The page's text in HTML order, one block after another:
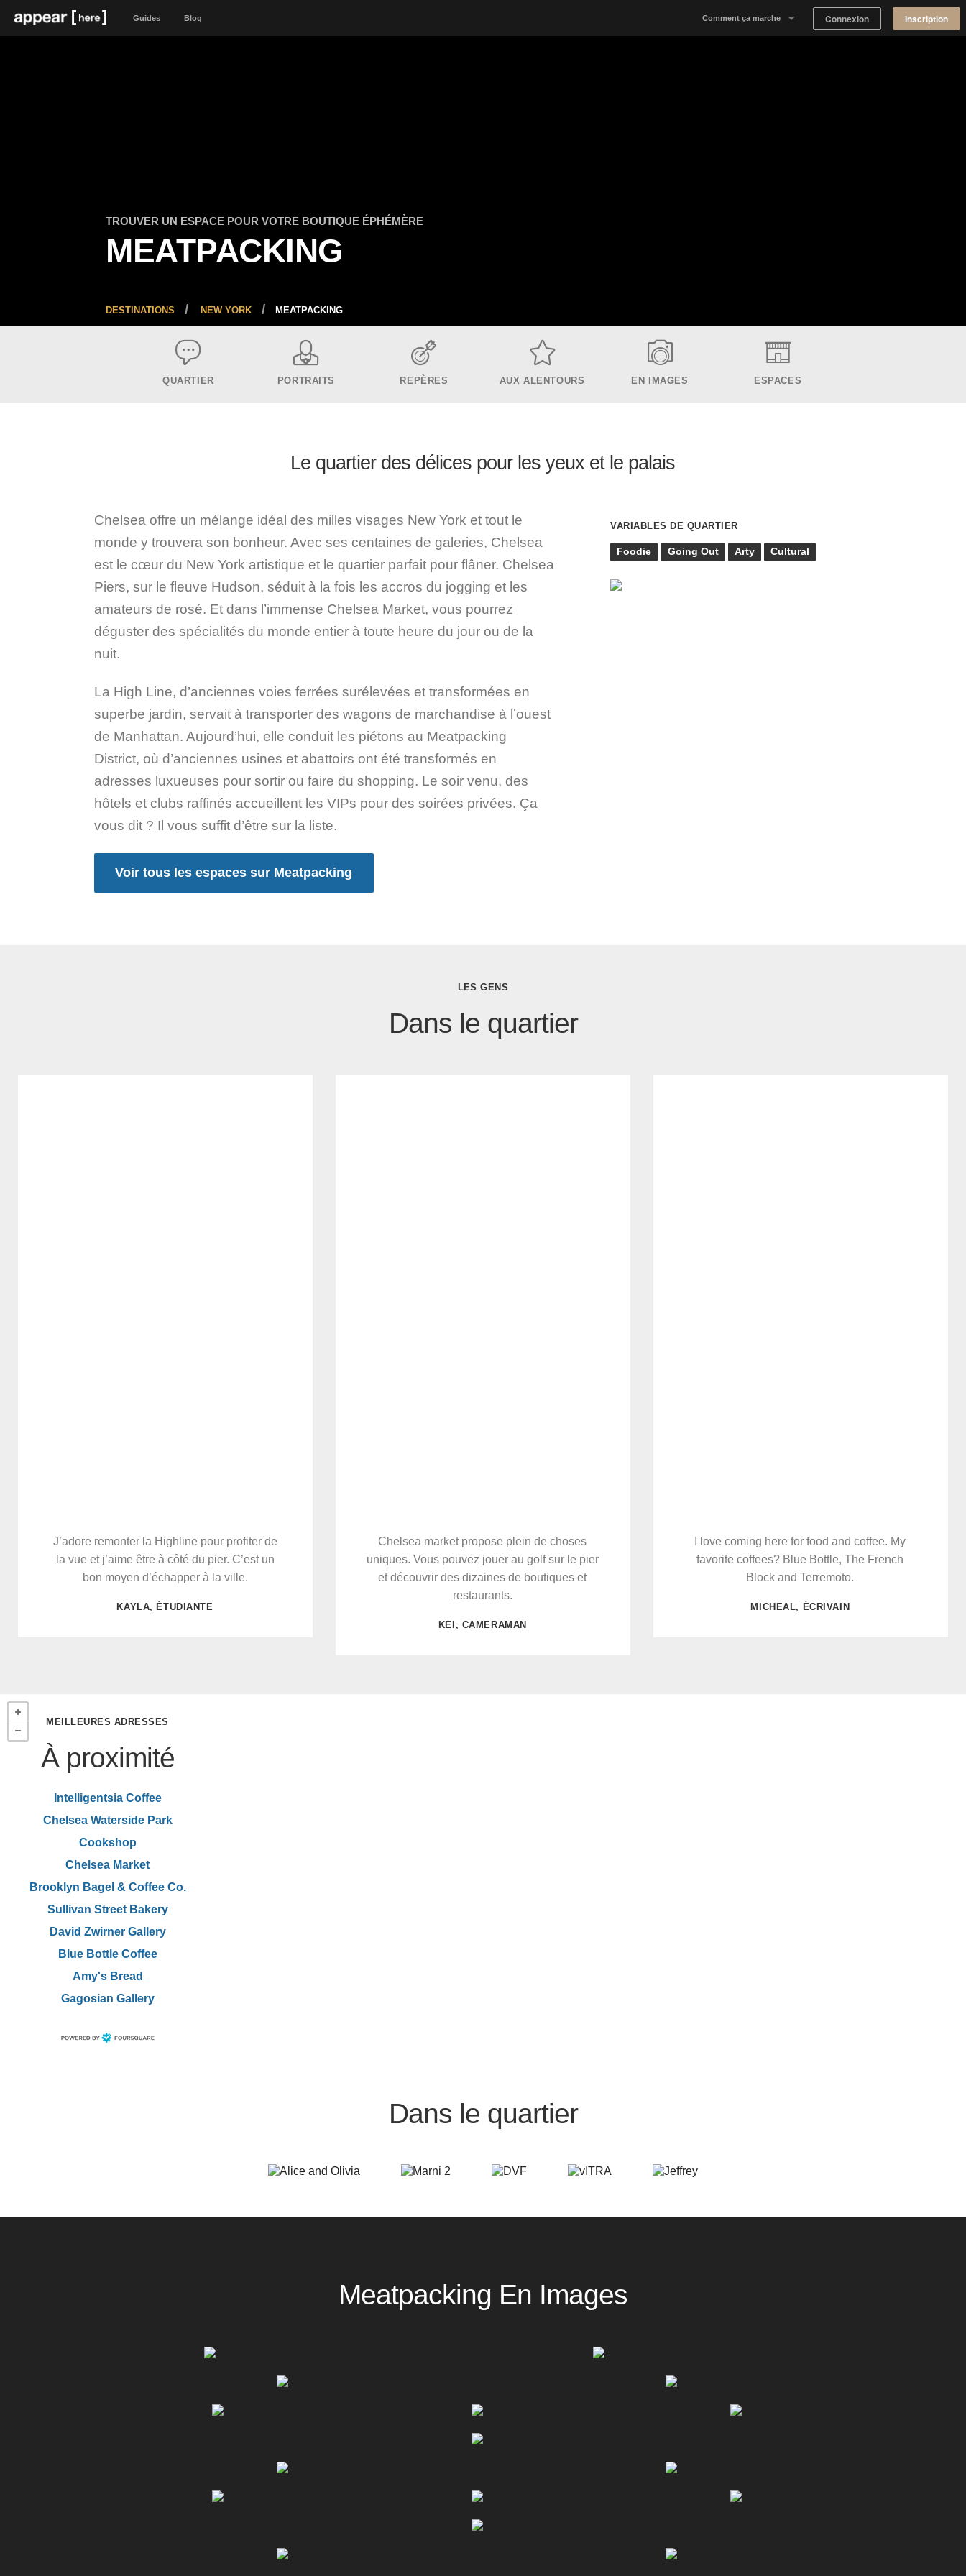
Guides Blog Comment ça marche Connexion Inscription
TROUVER UN ESPACE POUR VOTRE BOUTIQUE ÉPHÉMÈRE
MEATPACKING
DESTINATIONS NEW YORK MEATPACKING
QUARTIER PORTRAITS REPÈRES AUX ALENTOURS EN IMAGES ESPACES
Le quartier des délices pour les yeux et le palais
Chelsea offre un mélange idéal des milles visages New York et tout le
monde y trouvera son bonheur. Avec ses centaines de galeries, Chelsea
est le cœur du New York artistique et le quartier parfait pour flâner. Chelsea
Piers, sur le fleuve Hudson, séduit à la fois les accros du jogging et les
amateurs de rosé. Et dans l’immense Chelsea Market, vous pourrez
déguster des spécialités du monde entier à toute heure du jour ou de la
nuit.
La High Line, d’anciennes voies ferrées surélevées et transformées en
superbe jardin, servait à transporter des wagons de marchandise à l’ouest
de Manhattan. Aujourd’hui, elle conduit les piétons au Meatpacking
District, où d’anciennes usines et abattoirs ont été transformés en
adresses luxueuses pour sortir ou faire du shopping. Le soir venu, des
hôtels et clubs raffinés accueillent les VIPs pour des soirées privées. Ça
vous dit ? Il vous suffit d’être sur la liste.
Voir tous les espaces sur Meatpacking
VARIABLES DE QUARTIER
Foodie Going Out Arty Cultural
LES GENS
Dans le quartier
J’adore remonter la Highline pour profiter de
la vue et j’aime être à côté du pier. C’est un
bon moyen d’échapper à la ville.
KAYLA, ÉTUDIANTE
Chelsea market propose plein de choses
uniques. Vous pouvez jouer au golf sur le pier
et découvrir des dizaines de boutiques et
restaurants.
KEI, CAMERAMAN
I love coming here for food and coffee. My
favorite coffees? Blue Bottle, The French
Block and Terremoto.
MICHEAL, ÉCRIVAIN
MEILLEURES ADRESSES
À proximité
Intelligentsia Coffee
Chelsea Waterside Park
Cookshop
Chelsea Market
Brooklyn Bagel & Coffee Co.
Sullivan Street Bakery
David Zwirner Gallery
Blue Bottle Coffee
Amy's Bread
Gagosian Gallery
Dans le quartier
Meatpacking En Images